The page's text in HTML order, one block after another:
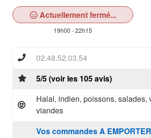
Actuellement fermé...
19h00 - 22h15
02.48.52.03.54
5/5 (voir les 105 avis)
Halal, indien, poissons, salades,
viandes
Vos commandes A